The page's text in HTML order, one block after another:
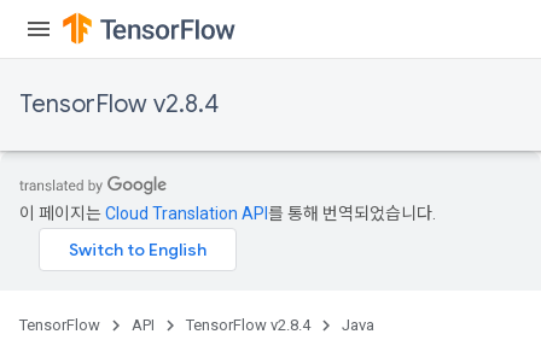
TensorFlow v2.8.4
이 페이지는Cloud Translation API 를 통해 번역되었습니다.
TensorFlow API TensorFlow v2.8.4 Java